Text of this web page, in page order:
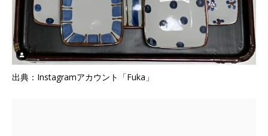
出典：Instagramアカウント「Fuka」